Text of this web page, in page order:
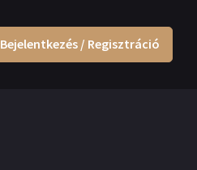
Bejelentkezés / Regisztráció